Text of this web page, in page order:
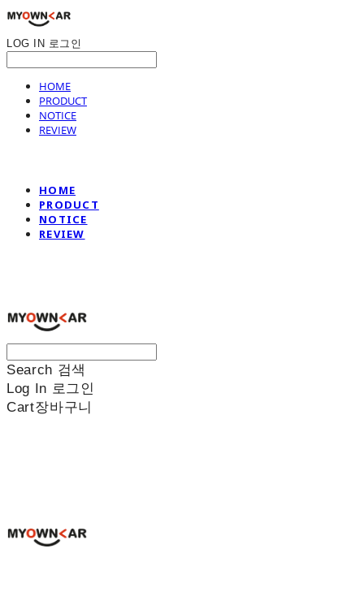
LOG IN 로그인
HOME
PRODUCT
NOTICE
REVIEW
HOME
PRODUCT
NOTICE
REVIEW
Search 검색
Log In 로그인
Cart장바구니